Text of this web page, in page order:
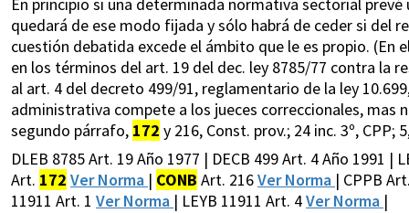
En principio si una determinada normativa sectorial
quedará de ese modo fijada y sólo habrá de ceder si del
cuestión debatida excede el ámbito que le es propio. (En
en los términos del art. 19 del dec. ley 8785/77 contra la
al art. 4 del decreto 499/91, reglamentario de la ley
administrativa compete a los jueces correccionales,
segundo párrafo, 172 y 216, Const. prov.; 24 inc. 3º, CPP;
DLEB 8785 Art. 19 Año 1977 | DECB 499 Art. 4 Año 1991 |
Art. 172 Ver Norma | CONB Art. 216Ver Norma | CPPB
11911 Art. 1 Ver Norma | LEYB 11911 Art. 4Ver Norma |